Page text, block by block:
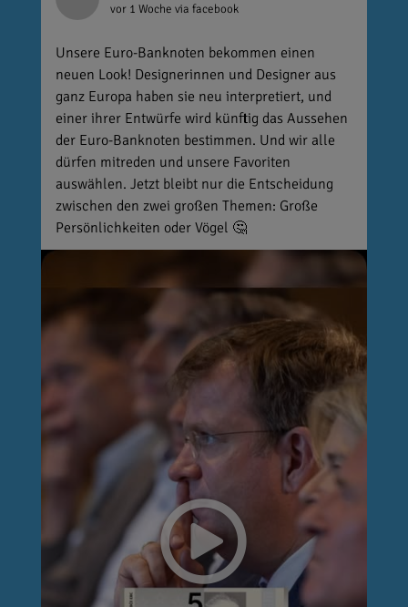
vor 1 Woche via facebook
Unsere Euro-Banknoten bekommen einen
neuen Look! Designerinnen und Designer aus
ganz Europa haben sie neu interpretiert, und
einer ihrer Entwürfe wird künftig das Aussehen
der Euro-Banknoten bestimmen. Und wir alle
dürfen mitreden und unsere Favoriten
auswählen. Jetzt bleibt nur die Entscheidung
zwischen den zwei großen Themen: Große
Persönlichkeiten oder Vögel 🤔